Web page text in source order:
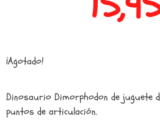
¡Agotado!
Dinosaurio Dimorphodon de juguete
puntos de articulación.